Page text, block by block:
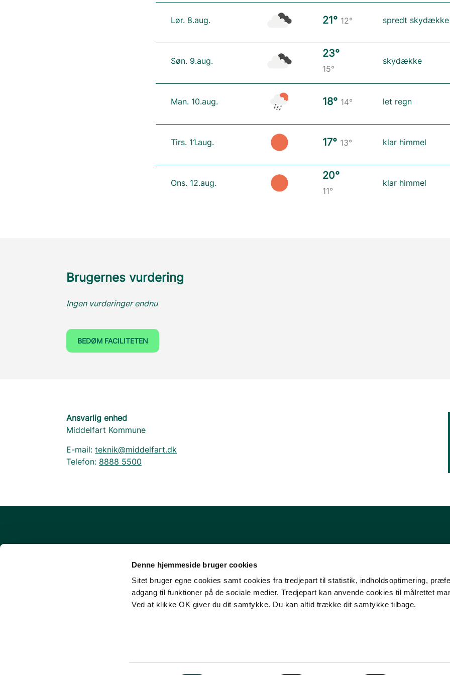
Denne hjemmeside bruger cookies
Sitet bruger egne cookies samt cookies fra tredjepart til statistik, indholdsoptimering,
adgang til funktioner på de sociale medier. Tredjepart kan anvende cookies til målrettet
Ved at klikke OK giver du dit samtykke. Du kan altid trække dit samtykke tilbage.
Lør. 8.aug. 21° 12° spredt skydække
Søn. 9.aug.
23°
15°
skydække
Man. 10.aug. 18° 14° let regn
Tirs. 11.aug. 17° 13° klar himmel
Ons. 12.aug.
20°
11°
klar himmel
Brugernes vurdering
Ingen vurderinger endnu
BEDØM FACILITETEN
Ansvarlig enhed
Middelfart Kommune
E-mail: teknik@middelfart.dk
Telefon: 8888 5500
FAQ - Ofte stillede spørgsmål
Tilgængelighedserklæring